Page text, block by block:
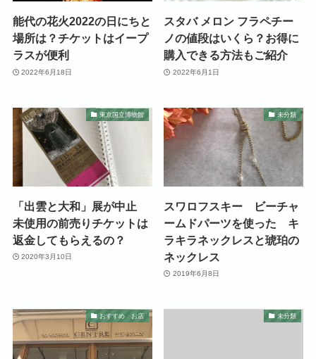
能代の花火2022の日にちと
場所は？チケットはイープ
ラスが便利
2022年6月18日
スタバ メロン フラペチー
ノの値段はいくら？お得に
購入できる方法もご紹介
2022年6月1日
東京国立博物館
「出雲と大和」展が中止
未使用の前売りチケットは
返金してもらえるの？
2020年3月10日
未分類
スワロフスキー ビーチャ
ームドパーツを使った キ
ラキラネックレスと琥珀の
ネックレス
2019年6月8日
おすすめ お店 未分類